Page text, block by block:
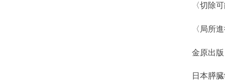
〈切除
〈 局所
金原出
日本膵